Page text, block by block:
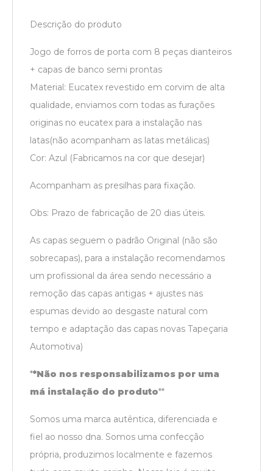
Descrição do produto
Jogo de forros de porta com 8 peças dianteiros
+ capas de banco semi prontas
Material: Eucatex revestido em corvim de alta
qualidade, enviamos com todas as furações
originas no eucatex para a instalação nas
latas(não acompanham as latas metálicas)
Cor: Azul (Fabricamos na cor que desejar)
Acompanham as presilhas para fixação.
Obs: Prazo de fabricação de 20 dias úteis.
As capas seguem o padrão Original (não são
sobrecapas), para a instalação recomendamos
um profissional da área sendo necessário a
remoção das capas antigas + ajustes nas
espumas devido ao desgaste natural com
tempo e adaptação das capas novas Tapeçaria
Automotiva)
**Não nos responsabilizamos por uma
má instalação do produto**
Somos uma marca autêntica, diferenciada e
fiel ao nosso dna. Somos uma confecção
própria, produzimos localmente e fazemos